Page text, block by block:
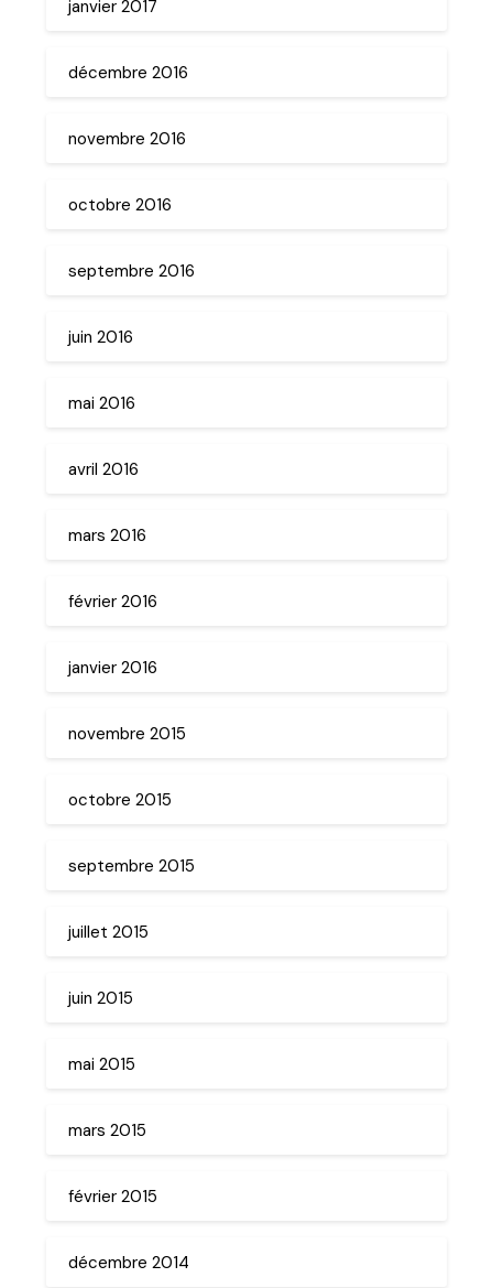
janvier 2017
décembre 2016
novembre 2016
octobre 2016
septembre 2016
juin 2016
mai 2016
avril 2016
mars 2016
février 2016
janvier 2016
novembre 2015
octobre 2015
septembre 2015
juillet 2015
juin 2015
mai 2015
mars 2015
février 2015
décembre 2014